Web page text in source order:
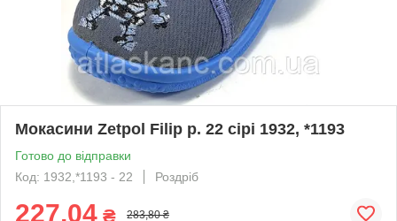
Мокасини Zetpol Filip р. 22 сірі 1932, *1193
Готово до відправки
Код: 1932,*1193 - 22
Роздріб
227,04 ₴ 283,80 ₴